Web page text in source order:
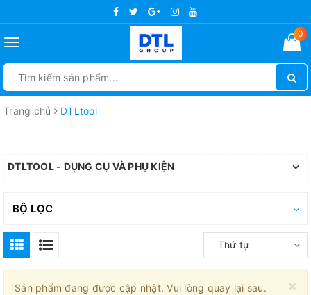
Toggle
0
Trang chủ DTLtool
DTLTOOL - DỤNG CỤ VÀ PHỤ KIỆN
BỘ LỌC
Thứ tự
×
Sản phẩm đang được cập nhật. Vui lòng quay lại sau.